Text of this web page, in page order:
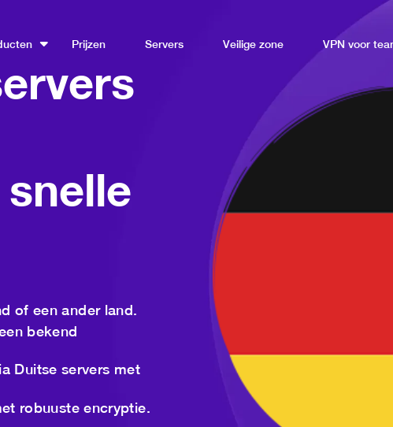
Prijzen Servers Veilige zone VPN voor
of een ander land.
bekend
Duitse servers met
robuuste encryptie.